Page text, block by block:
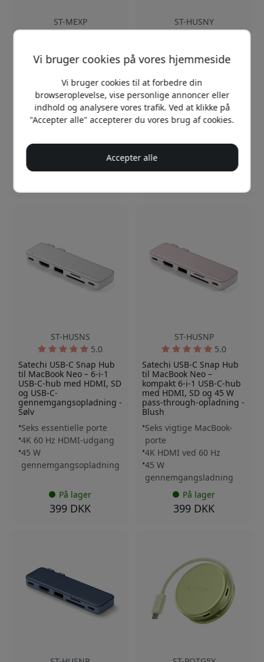
ST-MEXP
og USB-C-modtager til
Mac, iPad og Windows -
3-i-1 trådløs tilslutning
Støjsvag
præcisionsstyring
USB-C-genopladeligt
På lager
ST-HUSNY
til MacBook Neo 6-i-1
USB-C-hub med HDMI,
SD-kortlæser og 45 W-
opladning - Citrus
Udvidelse med seks i én
til MacBook
4K 60 Hz HDMI-udgang
gennemgangsopladning
På lager
ST-HUSNS
5.0
Satechi USB-C Snap Hub
til MacBook Neo – 6-i-1
USB-C-hub med HDMI, SD
og USB-C-
gennemgangsopladning -
Sølv
Seks essentielle porte
4K 60 Hz HDMI-udgang
45 W
gennemgangsopladning
På lager
399 DKK
ST-HUSNP
5.0
Satechi USB-C Snap Hub
til MacBook Neo –
kompakt 6-i-1 USB-C-hub
med HDMI, SD og 45 W
pass-through-opladning -
Blush
Seks vigtige MacBook-
porte
4K HDMI ved 60 Hz
45 W
gennemgangsladning
På lager
399 DKK
Vi bruger cookies på vores hjemmeside
Vi bruger cookies til at forbedre din
browseroplevelse, vise personlige annoncer eller
indhold og analysere vores trafik. Ved at klikke på
"Accepter alle" accepterer du vores brug af cookies.
Accepter alle